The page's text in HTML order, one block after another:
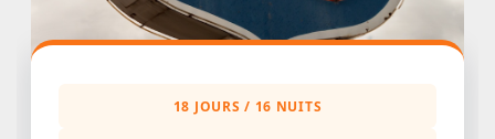
18 JOURS / 16 NUITS